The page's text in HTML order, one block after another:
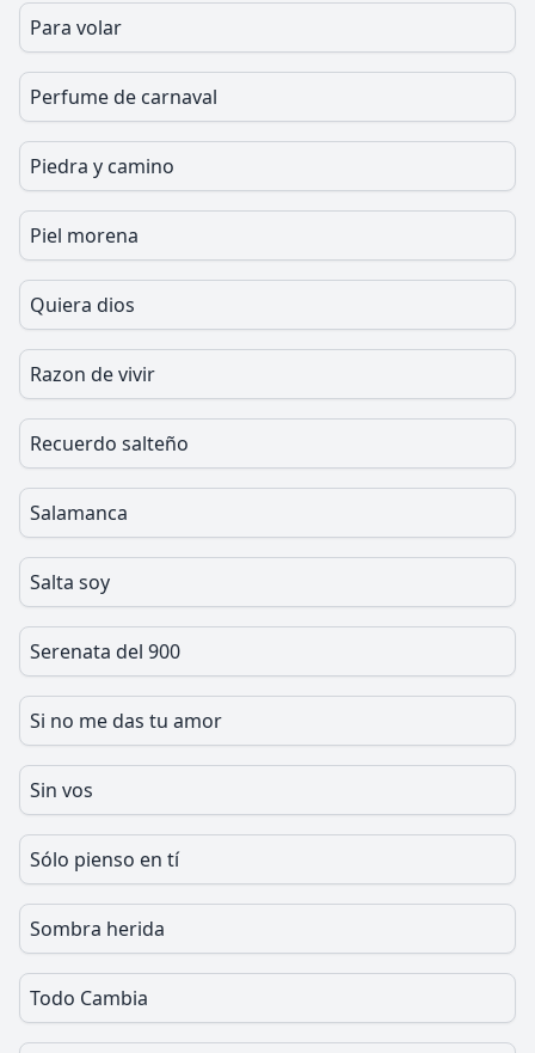
Para volar
Perfume de carnaval
Piedra y camino
Piel morena
Quiera dios
Razon de vivir
Recuerdo salteño
Salamanca
Salta soy
Serenata del 900
Si no me das tu amor
Sin vos
Sólo pienso en tí
Sombra herida
Todo Cambia